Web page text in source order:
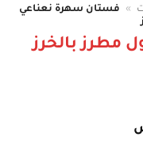
»
فستان سهرة نعناعي
مطرز بالخرز